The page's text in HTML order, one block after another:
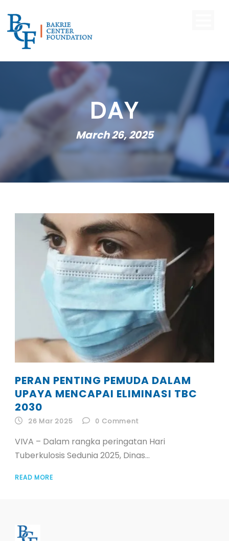
ID
DAY
March 26, 2025
PERAN PENTING PEMUDA DALAM
UPAYA MENCAPAI ELIMINASI TBC
2030
26 Mar 2025 0 Comment
VIVA – Dalam rangka peringatan Hari
Tuberkulosis Sedunia 2025, Dinas...
READ MORE